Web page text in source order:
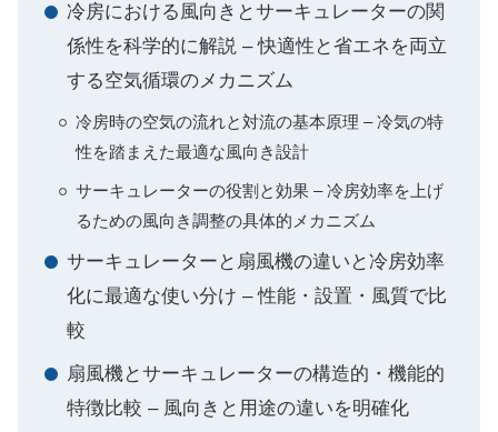
冷房における風向きとサーキュレーターの関
係性を科学的に解説 – 快適性と省エネを両立
する空気循環のメカニズム
冷房時の空気の流れと対流の基本原理 – 冷気の特
性を踏まえた最適な風向き設計
サーキュレーターの役割と効果 – 冷房効率を上げ
るための風向き調整の具体的メカニズム
サーキュレーターと扇風機の違いと冷房効率
化に最適な使い分け – 性能・設置・風質で比
較
扇風機とサーキュレーターの構造的・機能的
特徴比較 – 風向きと用途の違いを明確化